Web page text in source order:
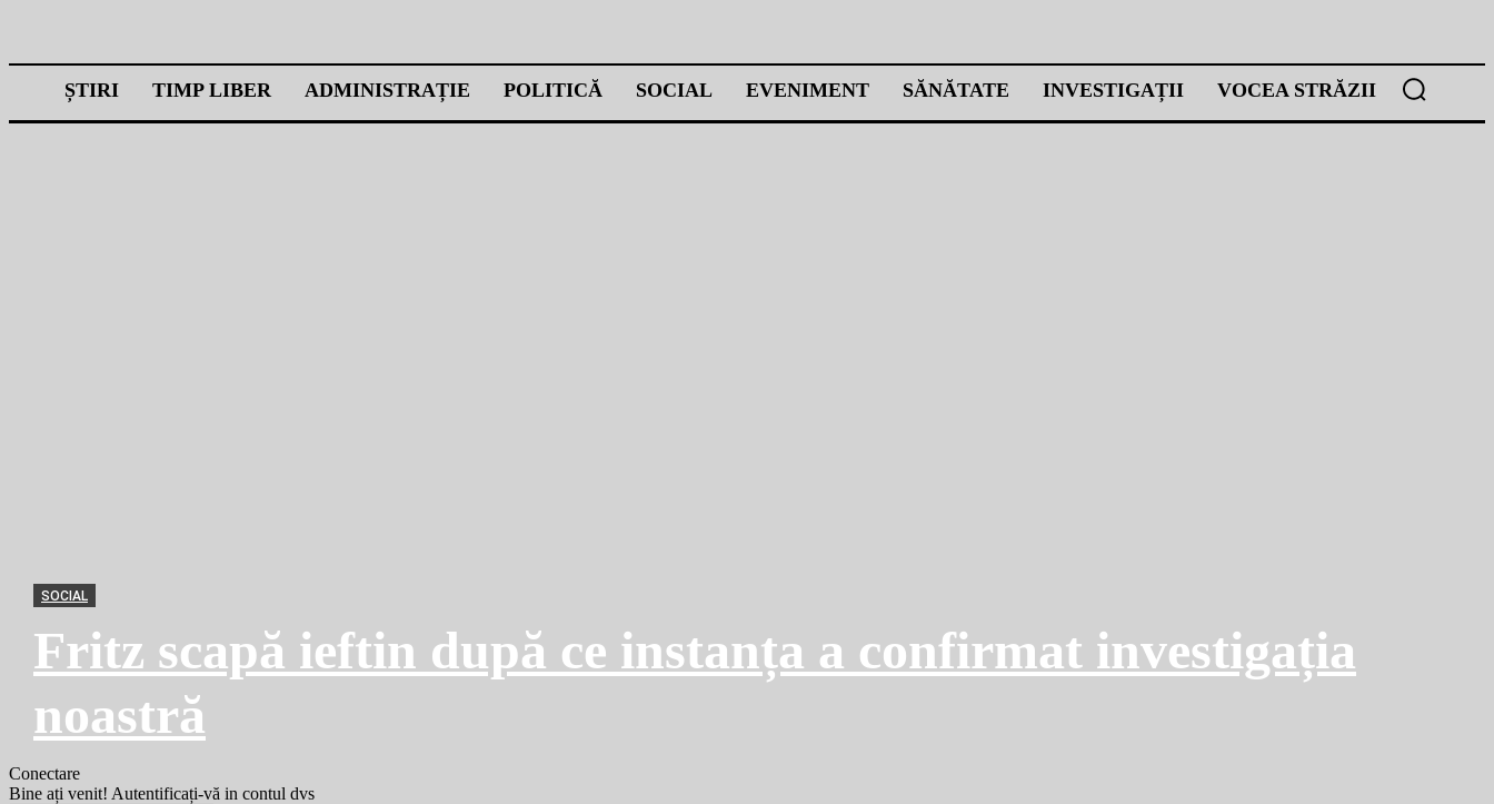
ȘTIRI TIMP LIBER ADMINISTRAȚIE POLITICĂ SOCIAL EVENIMENT SĂNĂTATE INVESTIGAȚII VOCEA STRĂZII
SOCIAL
Fritz scapă ieftin după ce instanța a confirmat investigația
noastră
Conectare
Bine ați venit! Autentificați-vă in contul dvs